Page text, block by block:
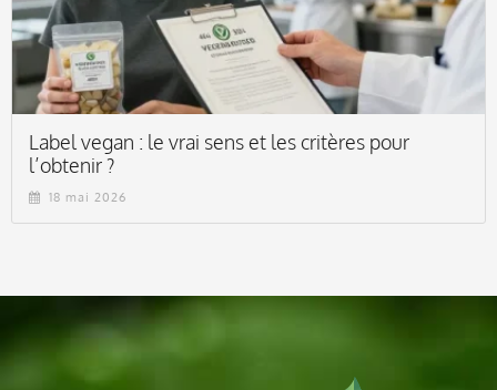
Label vegan : le vrai sens et les critères pour
l’obtenir ?
18 mai 2026